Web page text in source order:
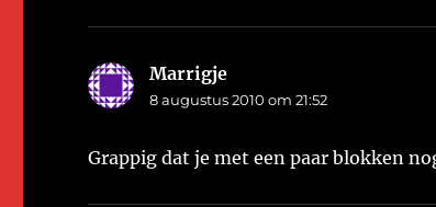
Marrigje
8 augustus 2010 om 21:52
Grappig dat je met een paar blokken